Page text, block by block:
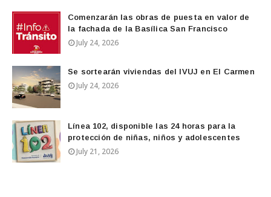
Comenzarán las obras de puesta en valor de
la fachada de la Basílica San Francisco
July 24, 2026
Se sortearán viviendas del IVUJ en El Carmen
July 24, 2026
Línea 102, disponible las 24 horas para la
protección de niñas, niños y adolescentes
July 21, 2026